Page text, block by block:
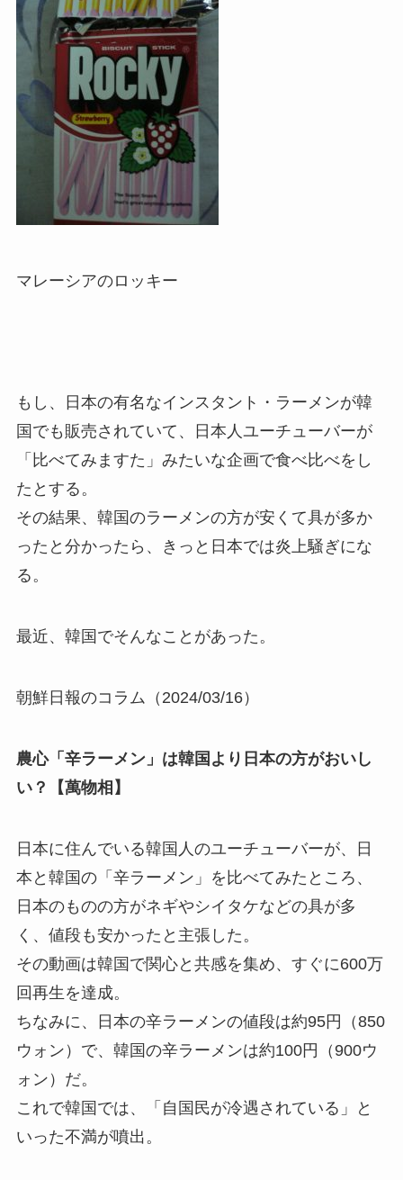
マレーシアのロッキー
もし、日本の有名なインスタント・ラーメンが韓
国でも販売されていて、日本人ユーチューバーが
「比べてみますた」みたいな企画で食べ比べをし
たとする。
その結果、韓国のラーメンの方が安くて具が多か
ったと分かったら、きっと日本では炎上騒ぎにな
る。
最近、韓国でそんなことがあった。
朝鮮日報のコラム（2024/03/16）
農心「辛ラーメン」は韓国より日本の方がおいし
い？【萬物相】
日本に住んでいる韓国人のユーチューバーが、日
本と韓国の「辛ラーメン」を比べてみたところ、
日本のものの方がネギやシイタケなどの具が多
く、値段も安かったと主張した。
その動画は韓国で関心と共感を集め、すぐに600万
回再生を達成。
ちなみに、日本の辛ラーメンの値段は約95円（850
ウォン）で、韓国の辛ラーメンは約100円（900ウ
ォン）だ。
これで韓国では、「自国民が冷遇されている」と
いった不満が噴出。